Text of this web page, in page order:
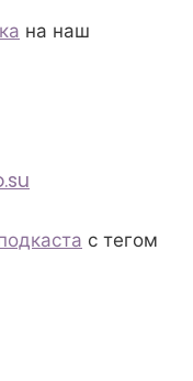
на наш
с тегом